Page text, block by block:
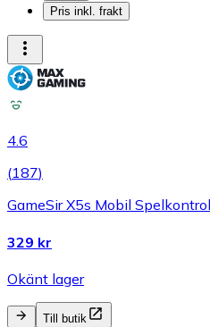
Pris inkl. frakt
4.6
(187)
GameSir X5s Mobil
329 kr
Okänt lager
Till butik